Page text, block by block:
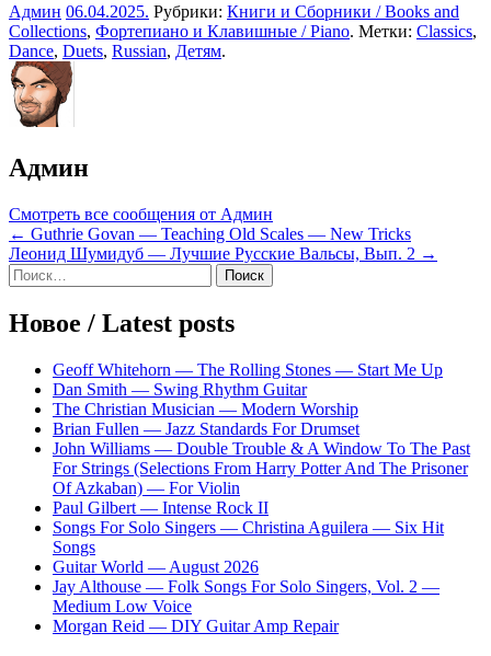
Админ 06.04.2025. Рубрики: Книги и Сборники / Books and
Collections, Фортепиано и Клавишные / Piano. Метки: Classics,
Dance, Duets, Russian, Детям.
Админ
Смотреть все сообщения от Админ
Навигация
по
записям
← Guthrie Govan — Teaching Old Scales — New Tricks
Леонид Шумидуб — Лучшие Русские Вальсы, Вып. 2 →
Sidebar
Найти:
Новое / Latest posts
Geoff Whitehorn — The Rolling Stones — Start Me Up
Dan Smith — Swing Rhythm Guitar
The Christian Musician — Modern Worship
Brian Fullen — Jazz Standards For Drumset
John Williams — Double Trouble & A Window To The Past
For Strings (Selections From Harry Potter And The Prisoner
Of Azkaban) — For Violin
Paul Gilbert — Intense Rock II
Songs For Solo Singers — Christina Aguilera — Six Hit
Songs
Guitar World — August 2026
Jay Althouse — Folk Songs For Solo Singers, Vol. 2 —
Medium Low Voice
Morgan Reid — DIY Guitar Amp Repair